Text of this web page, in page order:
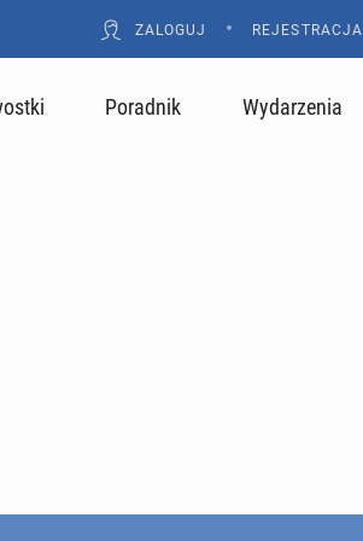
ZALOGUJ • REJESTRACJA
Poradnik Wydarzenia